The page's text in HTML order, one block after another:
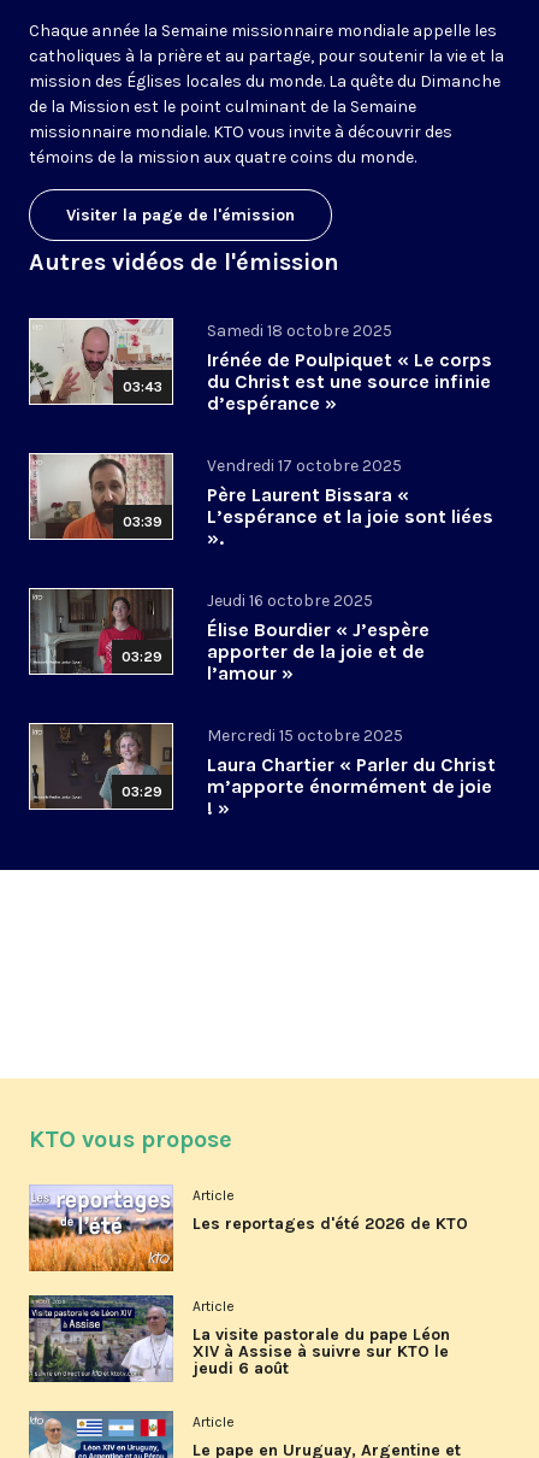
Chaque année la Semaine missionnaire mondiale appelle les
catholiques à la prière et au partage, pour soutenir la vie et la
mission des Églises locales du monde. La quête du Dimanche
de la Mission est le point culminant de la Semaine
missionnaire mondiale. KTO vous invite à découvrir des
témoins de la mission aux quatre coins du monde.
Visiter la page de l'émission
Autres vidéos de l'émission
03:43
Samedi 18 octobre 2025
Irénée de Poulpiquet « Le corps
du Christ est une source infinie
d’espérance »
03:39
Vendredi 17 octobre 2025
Père Laurent Bissara «
L’espérance et la joie sont liées
».
03:29
Jeudi 16 octobre 2025
Élise Bourdier « J’espère
apporter de la joie et de
l’amour »
03:29
Mercredi 15 octobre 2025
Laura Chartier « Parler du Christ
m’apporte énormément de joie
! »
KTO vous propose
Article
Les reportages d'été 2026 de KTO
Article
La visite pastorale du pape Léon
XIV à Assise à suivre sur KTO le
jeudi 6 août
Article
Le pape en Uruguay, Argentine et